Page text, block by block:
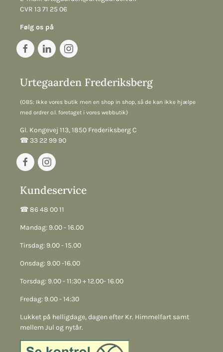
CVR 13 71 25 06
Følg os på
Urtegaarden Frederiksberg
(OBS: Ikke vores butik men en shop in shop, så de kan ikke hjælpe
med ordrer o.l. foretaget i vores webbutik)
Gl. Kongevej 113, 1850 Frederiksberg C
☎︎ 33 22 99 90
Kundeservice
☎︎ 86 48 00 11
Mandag: 9.00 - 16.00
Tirsdag: 9.00 - 15.00
Onsdag: 9.00 -16.00
Torsdag: 9.00 - 11:30 + 12.00- 16.00
Fredag: 9.00 - 14:30
Lukket på helligdage, dagen efter Kr. Himmelfart samt
mellem Jul og nytår.